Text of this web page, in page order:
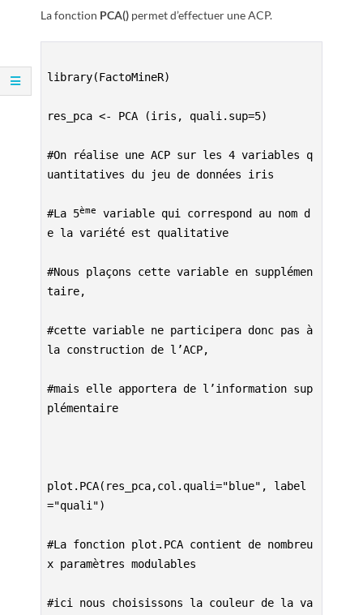
P
La fonction PCA() permet d’effectuer une ACP.
library(FactoMineR)
res_pca <- PCA (iris, quali.sup=5)
#On réalise une ACP sur les 4 variables q
uantitatives du jeu de données iris
#La 5ème
variable qui correspond au nom d
e la variété est qualitative
#Nous plaçons cette variable en supplémen
taire,
#cette variable ne participera donc pas à
la construction de l’ACP,
#mais elle apportera de l’information sup
plémentaire
plot.PCA(res_pca,col.quali="blue", label
="quali")
#La fonction plot.PCA contient de nombreu
x paramètres modulables
#ici nous choisissons la couleur de la va